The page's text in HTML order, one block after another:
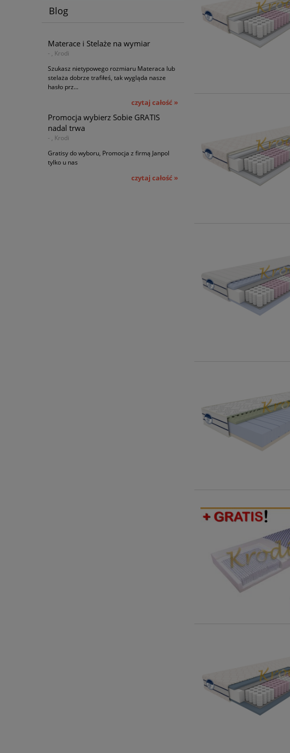
Blog
Materace i Stelaże na wymiar
- , Krodi
Szukasz nietypowego rozmiaru Materaca lub
stelaża dobrze trafiłeś, tak wygląda nasze
hasło prz...
czytaj całość »
Promocja wybierz Sobie GRATIS
nadal trwa
- , Krodi
Gratisy do wyboru, Promocja z firmą Janpol
tylko u nas
czytaj całość »